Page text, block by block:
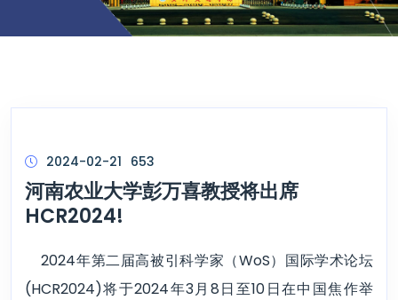
2024-02-21 653
河南农业大学彭万喜教授将出席
HCR2024!
2024年第二届高被引科学家（WoS）国际学术论坛
(HCR2024)将于2024年3月8日至10日在中国焦作举